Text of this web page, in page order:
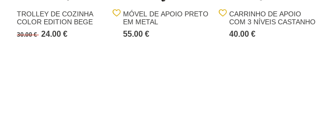
TROLLEY DE COZINHA
COLOR EDITION BEGE
30.00 € 24.00 €
MÓVEL DE APOIO PRETO
EM METAL
55.00 €
CARRINHO DE APOIO
COM 3 NÍVEIS CASTANHO
40.00 €